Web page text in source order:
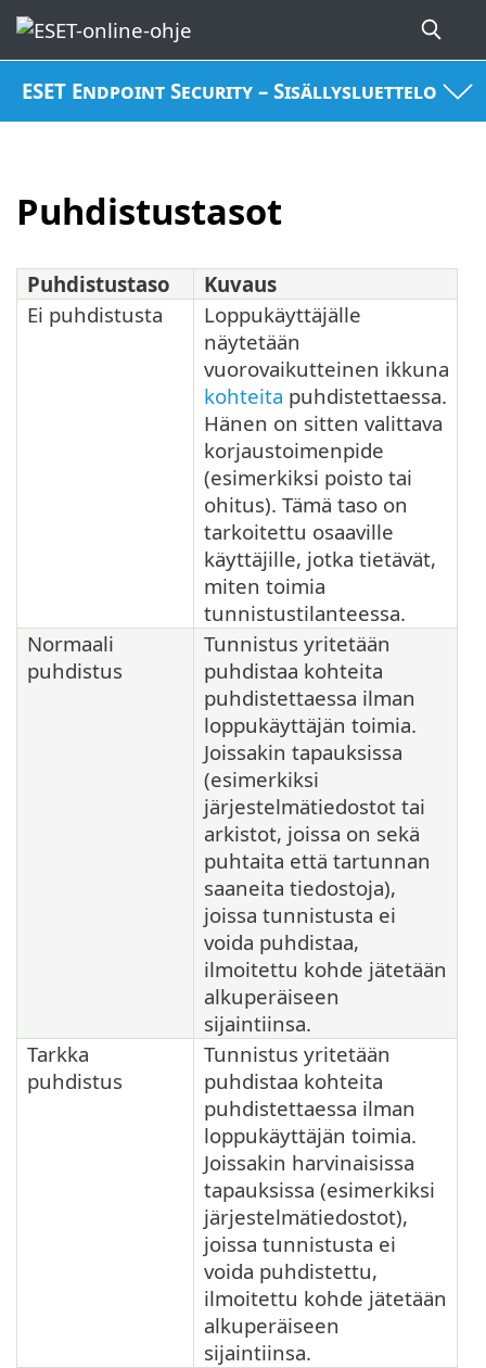
ESET Endpoint Security – Sisällysluettelo
Puhdistustasot
Puhdistustaso
Kuvaus
Ei puhdistusta
Loppukäyttäjälle
näytetään
vuorovaikutteinen ikkuna
kohteita puhdistettaessa.
Hänen on sitten valittava
korjaustoimenpide
(esimerkiksi poisto tai
ohitus). Tämä taso on
tarkoitettu osaaville
käyttäjille, jotka tietävät,
miten toimia
tunnistustilanteessa.
Normaali
puhdistus
Tunnistus yritetään
puhdistaa kohteita
puhdistettaessa ilman
loppukäyttäjän toimia.
Joissakin tapauksissa
(esimerkiksi
järjestelmätiedostot tai
arkistot, joissa on sekä
puhtaita että tartunnan
saaneita tiedostoja),
joissa tunnistusta ei
voida puhdistaa,
ilmoitettu kohde jätetään
alkuperäiseen
sijaintiinsa.
Tarkka
puhdistus
Tunnistus yritetään
puhdistaa kohteita
puhdistettaessa ilman
loppukäyttäjän toimia.
Joissakin harvinaisissa
tapauksissa (esimerkiksi
järjestelmätiedostot),
joissa tunnistusta ei
voida puhdistettu,
ilmoitettu kohde jätetään
alkuperäiseen
sijaintiinsa.